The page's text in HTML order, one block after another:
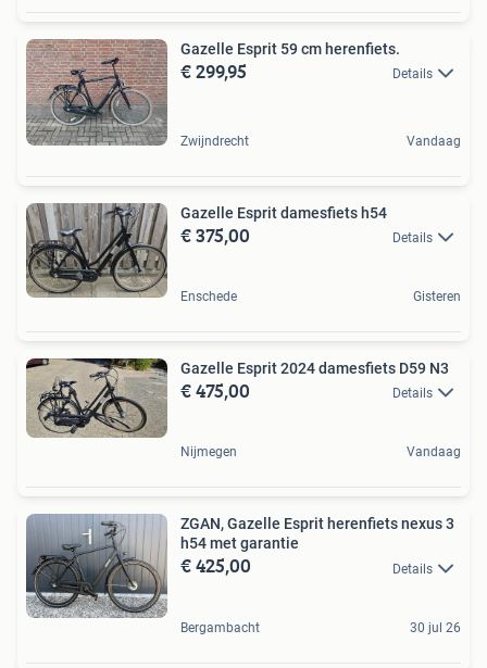
Gazelle Esprit 59 cm herenfiets.
€ 299,95 Details
Zwijndrecht Vandaag
Gazelle Esprit damesfiets h54
€ 375,00 Details
Enschede Gisteren
Gazelle Esprit 2024 damesfiets D59 N3
€ 475,00 Details
Nijmegen Vandaag
ZGAN, Gazelle Esprit herenfiets nexus 3
h54 met garantie
€ 425,00 Details
Bergambacht 30 jul 26